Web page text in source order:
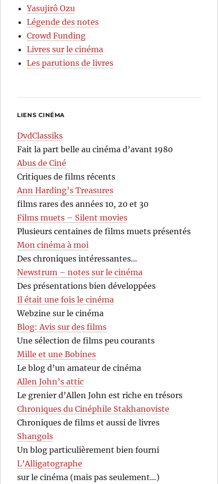
Yasujirô Ozu
Légende des notes
Crowd Funding
Livres sur le cinéma
Les parutions de livres
LIENS CINÉMA
DvdClassiks
Fait la part belle au cinéma d’avant 1980
Abus de Ciné
Critiques de films récents
Ann Harding’s Treasures
films rares des années 10, 20 et 30
Films muets – Silent movies
Plusieurs centaines de films muets présentés
Mon cinéma à moi
Des chroniques intéressantes…
Newstrum – notes sur le cinéma
Des présentations bien développées
Il était une fois le cinéma
Webzine sur le cinéma
Blog: Avis sur des films
Une sélection de films peu courants
Mille et une Bobines
Le blog d’un amateur de cinéma
Allen John’s attic
Le grenier d’Allen John est riche en trésors
Chroniques du Cinéphile Stakhanoviste
Chroniques de films et aussi de livres
Shangols
Un blog particulièrement bien fourni
L’Alligatographe
sur le cinéma (mais pas seulement…)